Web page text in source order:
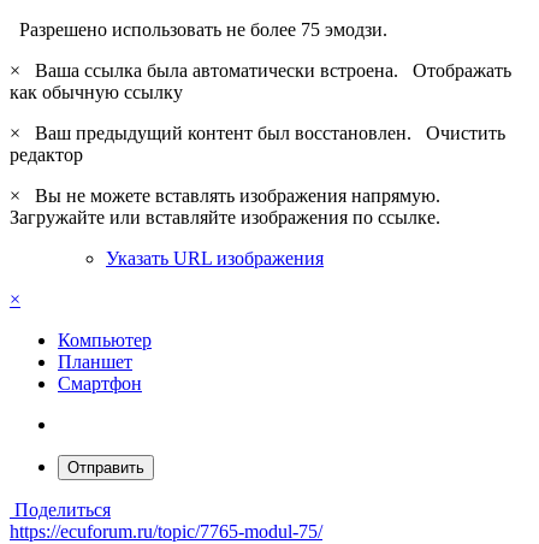
Разрешено использовать не более 75 эмодзи.
×
Ваша ссылка была автоматически встроена. Отображать
как обычную ссылку
×
Ваш предыдущий контент был восстановлен. Очистить
редактор
×
Вы не можете вставлять изображения напрямую.
Загружайте или вставляйте изображения по ссылке.
Указать URL изображения
×
Компьютер
Планшет
Смартфон
Отправить
Поделиться
https://ecuforum.ru/topic/7765-modul-75/